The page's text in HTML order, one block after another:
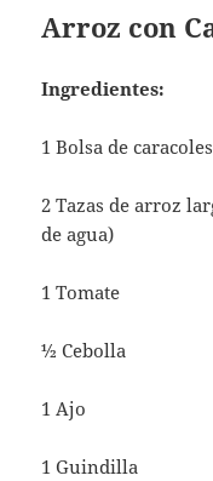
Arroz con
Ingredientes:
1 Bolsa de
2 Tazas de arroz
de agua)
1 Tomate
½ Cebolla
1 Ajo
1 Guindilla